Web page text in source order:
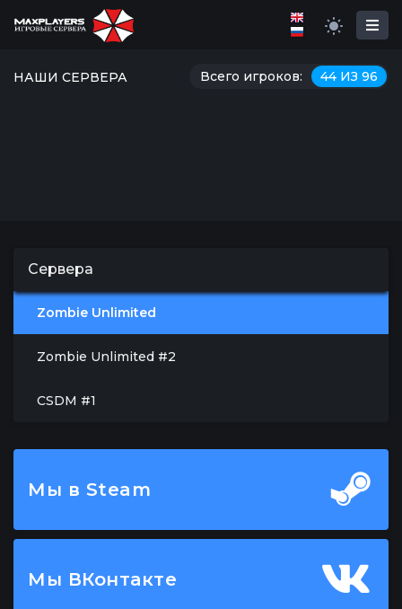
Всего игроков: 44 ИЗ 96
НАШИ СЕРВЕРА
Сервера
Zombie Unlimited
Zombie Unlimited #2
CSDM #1
Мы в Steam
Мы ВКонтакте